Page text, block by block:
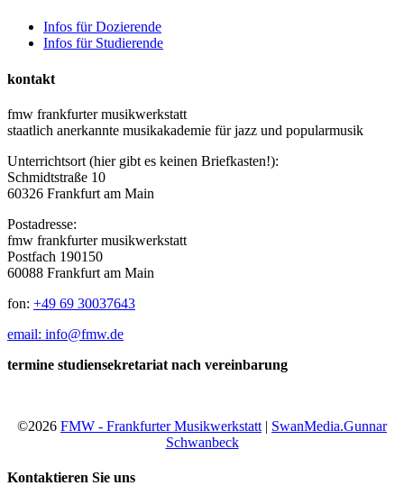
Infos für Dozierende
Infos für Studierende
kontakt
fmw frankfurter musikwerkstatt
staatlich anerkannte musikakademie für jazz und popularmusik
Unterrichtsort (hier gibt es keinen Briefkasten!):
Schmidtstraße 10
60326 Frankfurt am Main
Postadresse:
fmw frankfurter musikwerkstatt
Postfach 190150
60088 Frankfurt am Main
fon: +49 69 30037643
email: info@fmw.de
termine studiensekretariat nach vereinbarung
©2026 FMW - Frankfurter Musikwerkstatt | SwanMedia.Gunnar
Schwanbeck
Kontaktieren Sie uns